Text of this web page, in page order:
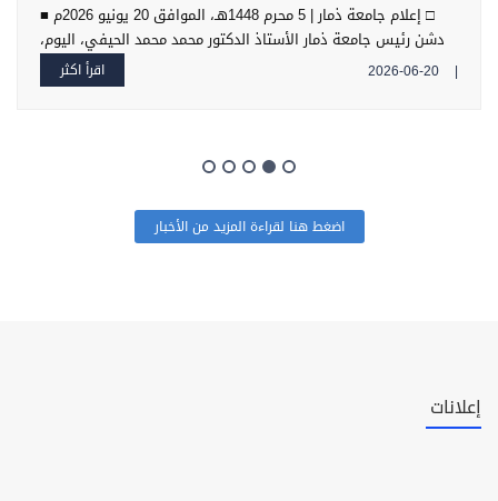
□ إعلام جامعة ذمار | 5 محرم 1448هـ، الموافق 20 يونيو 2026م ■
دشن رئيس جامعة ذمار الأستاذ الدكتور محمد محمد الحيفي، اليوم،
العام الجامعي الجديد 1448هـ بكلية التربية، في إطار برنامج النزولات
الميدانية الذي تنفذه قيادة الجامعة للاطلاع على مستوى الجاهزية
اقرأ اكثر |
2026-06-20
اضغط هنا لقراءة المزيد من الأخبار
إعلانات